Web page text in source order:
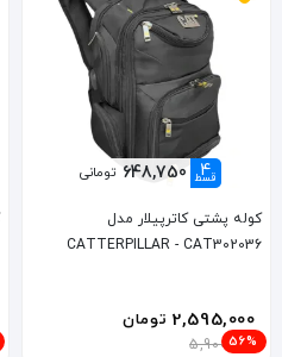
4
قسط 648,750 تومانی
کوله پشتی کاترپیلار مدل
CATTERPILLAR - CAT302036
2,595,000 تومان
5,900,000
56%